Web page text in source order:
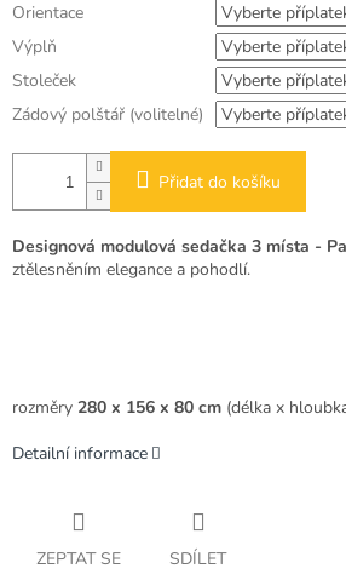
Orientace
Výplň
Stoleček
Zádový polštář (volitelné)
Přidat do košíku
Designová modulová sedačka 3 místa -
ztělesněním elegance a pohodlí.
rozměry 280 x 156 x 80 cm (délka x
Detailní informace
ZEPTAT SE SDÍLET